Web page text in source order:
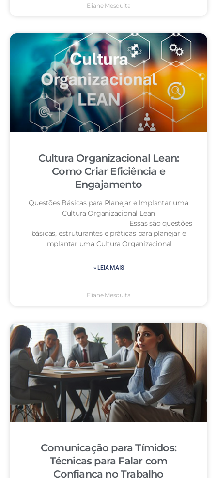
Eliane Mesquita
Cultura Organizacional Lean:
Como Criar Eficiência e
Engajamento
Questões Básicas para Planejar e Implantar uma
Cultura Organizacional Lean
Essas são questões
básicas, estruturantes e práticas para planejar e
implantar uma Cultura Organizacional
» LEIA MAIS
Eliane Mesquita
Comunicação para Tímidos:
Técnicas para Falar com
Confiança no Trabalho